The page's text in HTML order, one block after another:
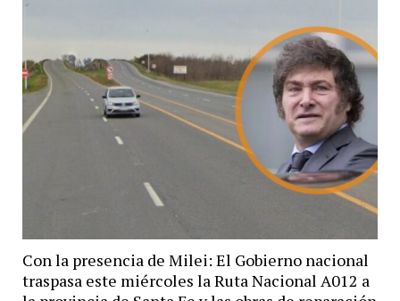
Con la presencia de Milei: El Gobierno nacional
traspasa este miércoles la Ruta Nacional A012 a